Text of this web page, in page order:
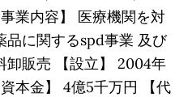
業内容】 医療機関を対
品に関するspd事業 及び
卸販売 【設立】 2004年
資本金】 4億5千万円 【代